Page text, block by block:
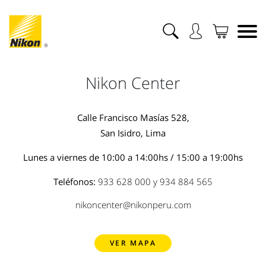
Nikon Center
Calle Francisco Masías 528,
San Isidro, Lima
Lunes a viernes de 10:00 a 14:00hs / 15:00 a 19:00hs
Teléfonos: 933 628 000 y 934 884 565
nikoncenter@nikonperu.com
VER MAPA